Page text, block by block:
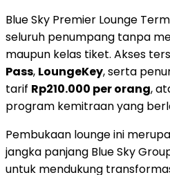
Blue Sky Premier Lounge
seluruh penumpang tanpa
maupun kelas tiket. Akses
Pass, LoungeKey, serta
tarif Rp210.000 per orang,
program kemitraan yang
Pembukaan lounge ini
jangka panjang Blue Sky
untuk mendukung